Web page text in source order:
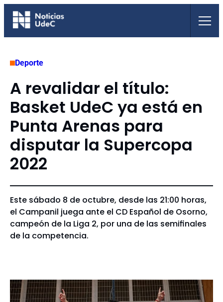
Saltar
Deporte
A revalidar el título:
Basket UdeC ya está en
Punta Arenas para
disputar la Supercopa
2022
Este sábado 8 de octubre, desde las 21:00 horas,
el Campanil juega ante el CD Español de Osorno,
campeón de la Liga 2, por una de las semifinales
de la competencia.